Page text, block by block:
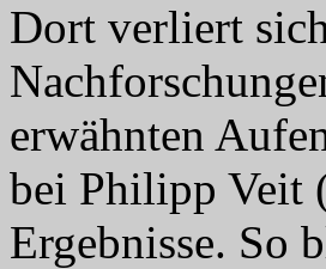
Dort verliert
erwähnten
bei Philipp Veit
Ergebnisse. So